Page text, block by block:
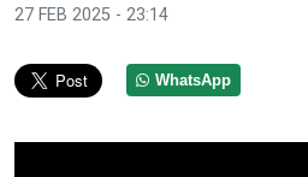
27 FEB 2025 - 23:14
WhatsApp